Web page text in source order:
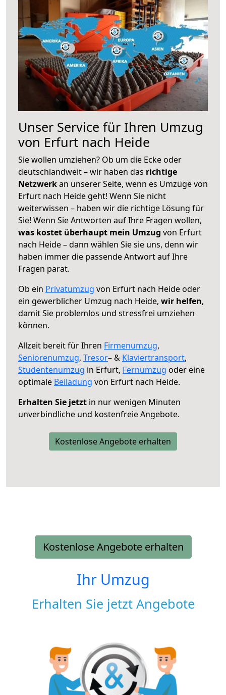
Unser Service für Ihren Umzug
von Erfurt nach Heide
Sie wollen umziehen? Ob um die Ecke oder
deutschlandweit – wir haben das richtige
Netzwerkan unserer Seite, wenn es Umzüge von
Erfurt nach Heide geht! Wenn Sie nicht
weiterwissen – haben wir die richtige Lösung für
Sie! Wenn Sie Antworten auf Ihre Fragen wollen,
was kostet überhaupt mein Umzug von Erfurt
nach Heide – dann wählen Sie sie uns, denn wir
haben immer die passende Antwort auf Ihre
Fragen parat.
Ob ein Privatumzug von Erfurt nach Heide oder
ein gewerblicher Umzug nach Heide, wir helfen,
damit Sie problemlos und stressfrei umziehen
können.
Allzeit bereit für Ihren Firmenumzug,
Seniorenumzug, Tresor– & Klaviertransport,
Studentenumzug in Erfurt, Fernumzug oder eine
optimale Beiladung von Erfurt nach Heide.
Erhalten Sie jetzt in nur wenigen Minuten
unverbindliche und kostenfreie Angebote.
Kostenlose Angebote erhalten
Kostenlose Angebote erhalten
Ihr Umzug
Erhalten Sie jetzt Angebote